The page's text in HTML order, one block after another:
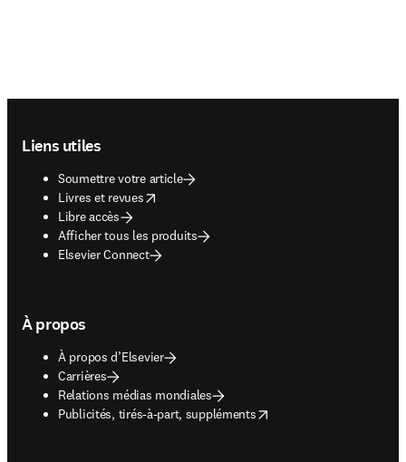
Liens utiles
Soumettre votre article
Livres et revues
opens in new tab/window
Libre accès
Afficher tous les produits
Elsevier Connect
À propos
À propos d’Elsevier
Carrières
Relations médias mondiales
Publicités, tirés-à-part, suppléments
opens in new tab/window